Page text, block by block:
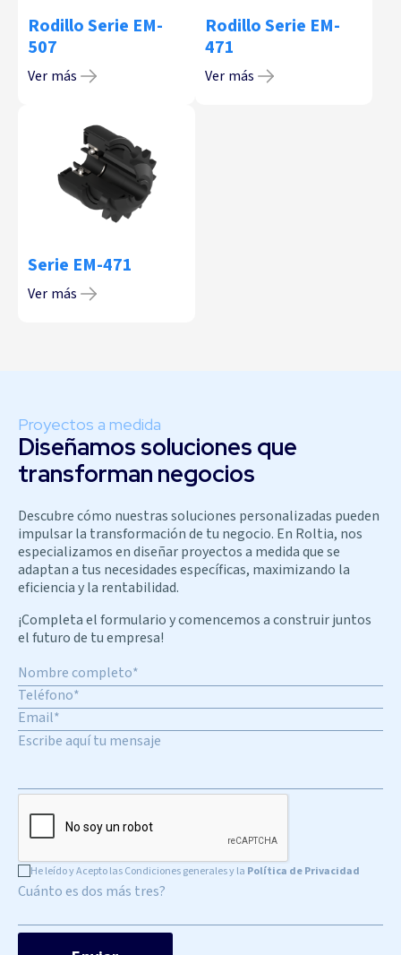
Rodillo Serie EM-
507
Ver más
Rodillo Serie EM-
471
Ver más
Serie EM-471
Ver más
Proyectos a medida
Diseñamos soluciones que
transforman negocios
Descubre cómo nuestras soluciones personalizadas pueden
impulsar la transformación de tu negocio. En Roltia, nos
especializamos en diseñar proyectos a medida que se
adaptan a tus necesidades específicas, maximizando la
eficiencia y la rentabilidad.
¡Completa el formulario y comencemos a construir juntos
el futuro de tu empresa!
He leído y Acepto las Condiciones generales y la Política de Privacidad
Cuánto es dos más tres?